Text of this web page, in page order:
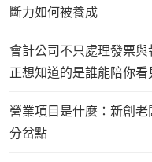
斷力如何被養成
會計公司不只處理發票
正想知道的是誰能陪你
營業項目是什麼：新創
分岔點